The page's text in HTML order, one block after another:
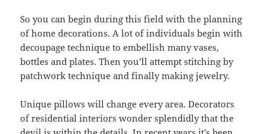
So you can begin during this field with the planning
of home decorations. A lot of individuals begin with
decoupage technique to embellish many vases,
bottles and plates. Then you’ll attempt stitching by
patchwork technique and finally making jewelry.
Unique pillows will change every area. Decorators
of residential interiors wonder splendidly that the